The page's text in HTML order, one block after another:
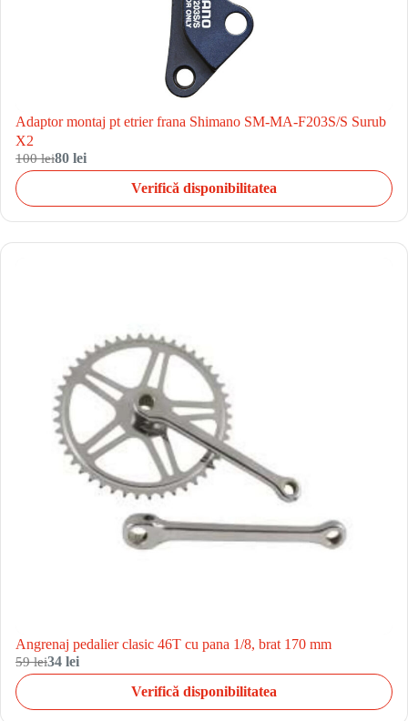
Adaptor montaj pt etrier frana Shimano SM-MA-F203S/S Surub
X2
100 lei80 lei
Verifică disponibilitatea
Angrenaj pedalier clasic 46T cu pana 1/8, brat 170 mm
59 lei34 lei
Verifică disponibilitatea